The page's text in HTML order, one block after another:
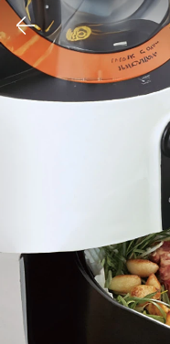
클릭 시 이미지 확대 보기 팝업 열림